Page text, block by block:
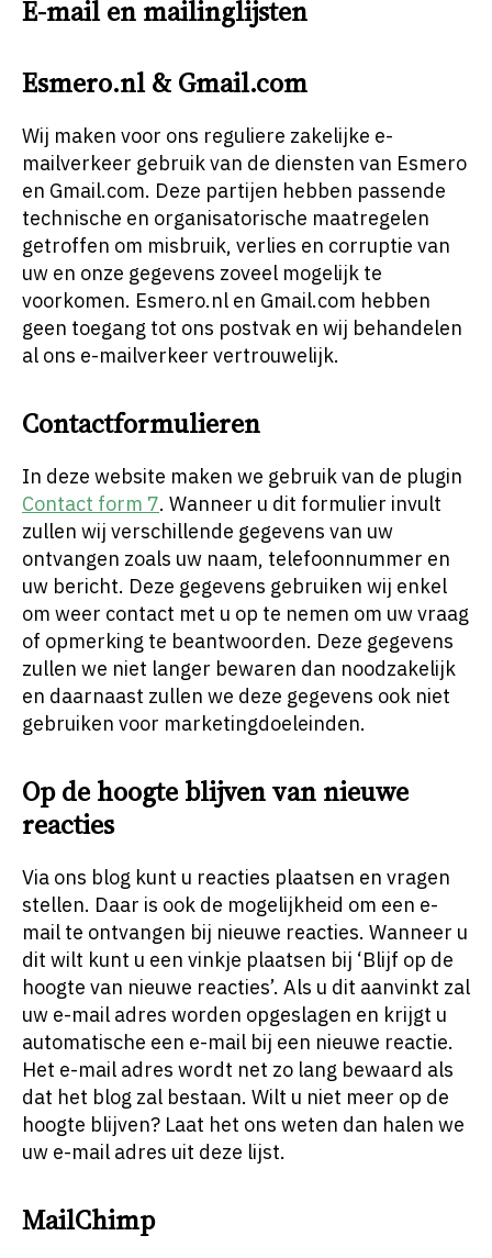
E-mail en mailinglijsten
Esmero.nl & Gmail.com
Wij maken voor ons reguliere zakelijke e-
mailverkeer gebruik van de diensten van Esmero
en Gmail.com. Deze partijen hebben passende
technische en organisatorische maatregelen
getroffen om misbruik, verlies en corruptie van
uw en onze gegevens zoveel mogelijk te
voorkomen. Esmero.nl en Gmail.com hebben
geen toegang tot ons postvak en wij behandelen
al ons e-mailverkeer vertrouwelijk.
Contactformulieren
In deze website maken we gebruik van de plugin
Contact form 7. Wanneer u dit formulier invult
zullen wij verschillende gegevens van uw
ontvangen zoals uw naam, telefoonnummer en
uw bericht. Deze gegevens gebruiken wij enkel
om weer contact met u op te nemen om uw vraag
of opmerking te beantwoorden. Deze gegevens
zullen we niet langer bewaren dan noodzakelijk
en daarnaast zullen we deze gegevens ook niet
gebruiken voor marketingdoeleinden.
Op de hoogte blijven van nieuwe
reacties
Via ons blog kunt u reacties plaatsen en vragen
stellen. Daar is ook de mogelijkheid om een e-
mail te ontvangen bij nieuwe reacties. Wanneer u
dit wilt kunt u een vinkje plaatsen bij ‘Blijf op de
hoogte van nieuwe reacties’. Als u dit aanvinkt zal
uw e-mail adres worden opgeslagen en krijgt u
automatische een e-mail bij een nieuwe reactie.
Het e-mail adres wordt net zo lang bewaard als
dat het blog zal bestaan. Wilt u niet meer op de
hoogte blijven? Laat het ons weten dan halen we
uw e-mail adres uit deze lijst.
MailChimp